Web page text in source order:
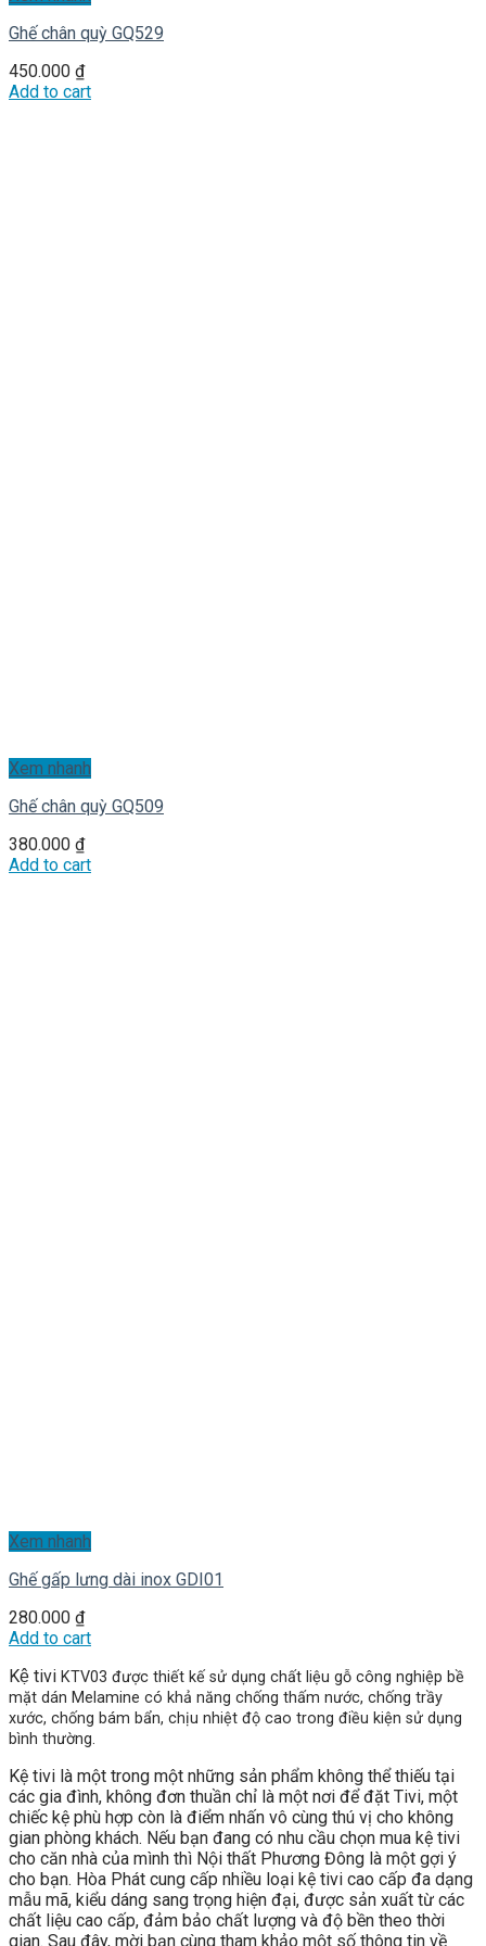
Ghế chân quỳ GQ529
450.000 ₫
Add to cart
Xem nhanh
Ghế chân quỳ GQ509
380.000 ₫
Add to cart
Xem nhanh
Ghế gấp lưng dài inox GDI01
280.000 ₫
Add to cart
Kệ tivi KTV03 được thiết kế sử dụng chất liệu gỗ công nghiệp bề
mặt dán Melamine có khả năng chống thấm nước, chống trầy
xước, chống bám bẩn, chịu nhiệt độ cao trong điều kiện sử dụng
bình thường.
Kệ tivi là một trong một những sản phẩm không thể thiếu tại
các gia đình, không đơn thuần chỉ là một nơi để đặt Tivi, một
chiếc kệ phù hợp còn là điểm nhấn vô cùng thú vị cho không
gian phòng khách. Nếu bạn đang có nhu cầu chọn mua kệ tivi
cho căn nhà của mình thì Nội thất Phương Đông là một gợi ý
cho bạn. Hòa Phát cung cấp nhiều loại kệ tivi cao cấp đa dạng
mẫu mã, kiểu dáng sang trọng hiện đại, được sản xuất từ các
chất liệu cao cấp, đảm bảo chất lượng và độ bền theo thời
gian. Sau đây, mời bạn cùng tham khảo một số thông tin về